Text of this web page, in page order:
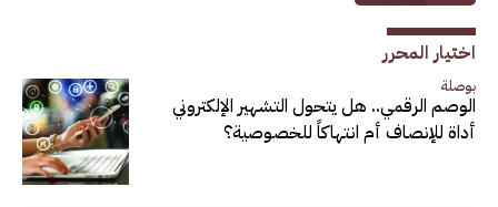
اختيار المحرر
بوصلة
الوصم الرقمي.. هل يتحول التشهير الإلكتروني
أداة للإنصاف أم انتهاكاً للخصوصية؟